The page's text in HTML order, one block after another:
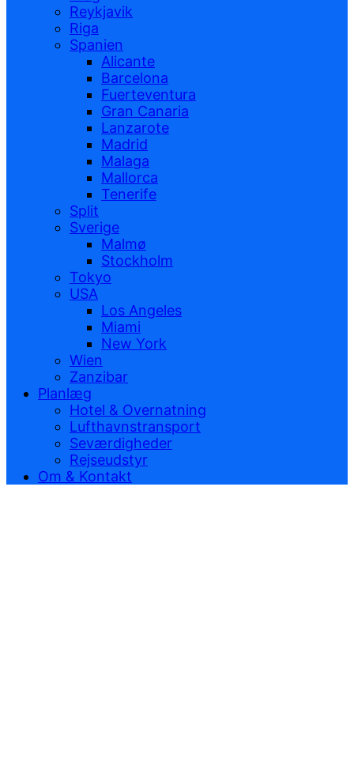
Reykjavik
Riga
Spanien
Alicante
Barcelona
Fuerteventura
Gran Canaria
Lanzarote
Madrid
Malaga
Mallorca
Tenerife
Split
Sverige
Malmø
Stockholm
Tokyo
USA
Los Angeles
Miami
New York
Wien
Zanzibar
Planlæg
Hotel & Overnatning
Lufthavnstransport
Seværdigheder
Rejseudstyr
Om & Kontakt